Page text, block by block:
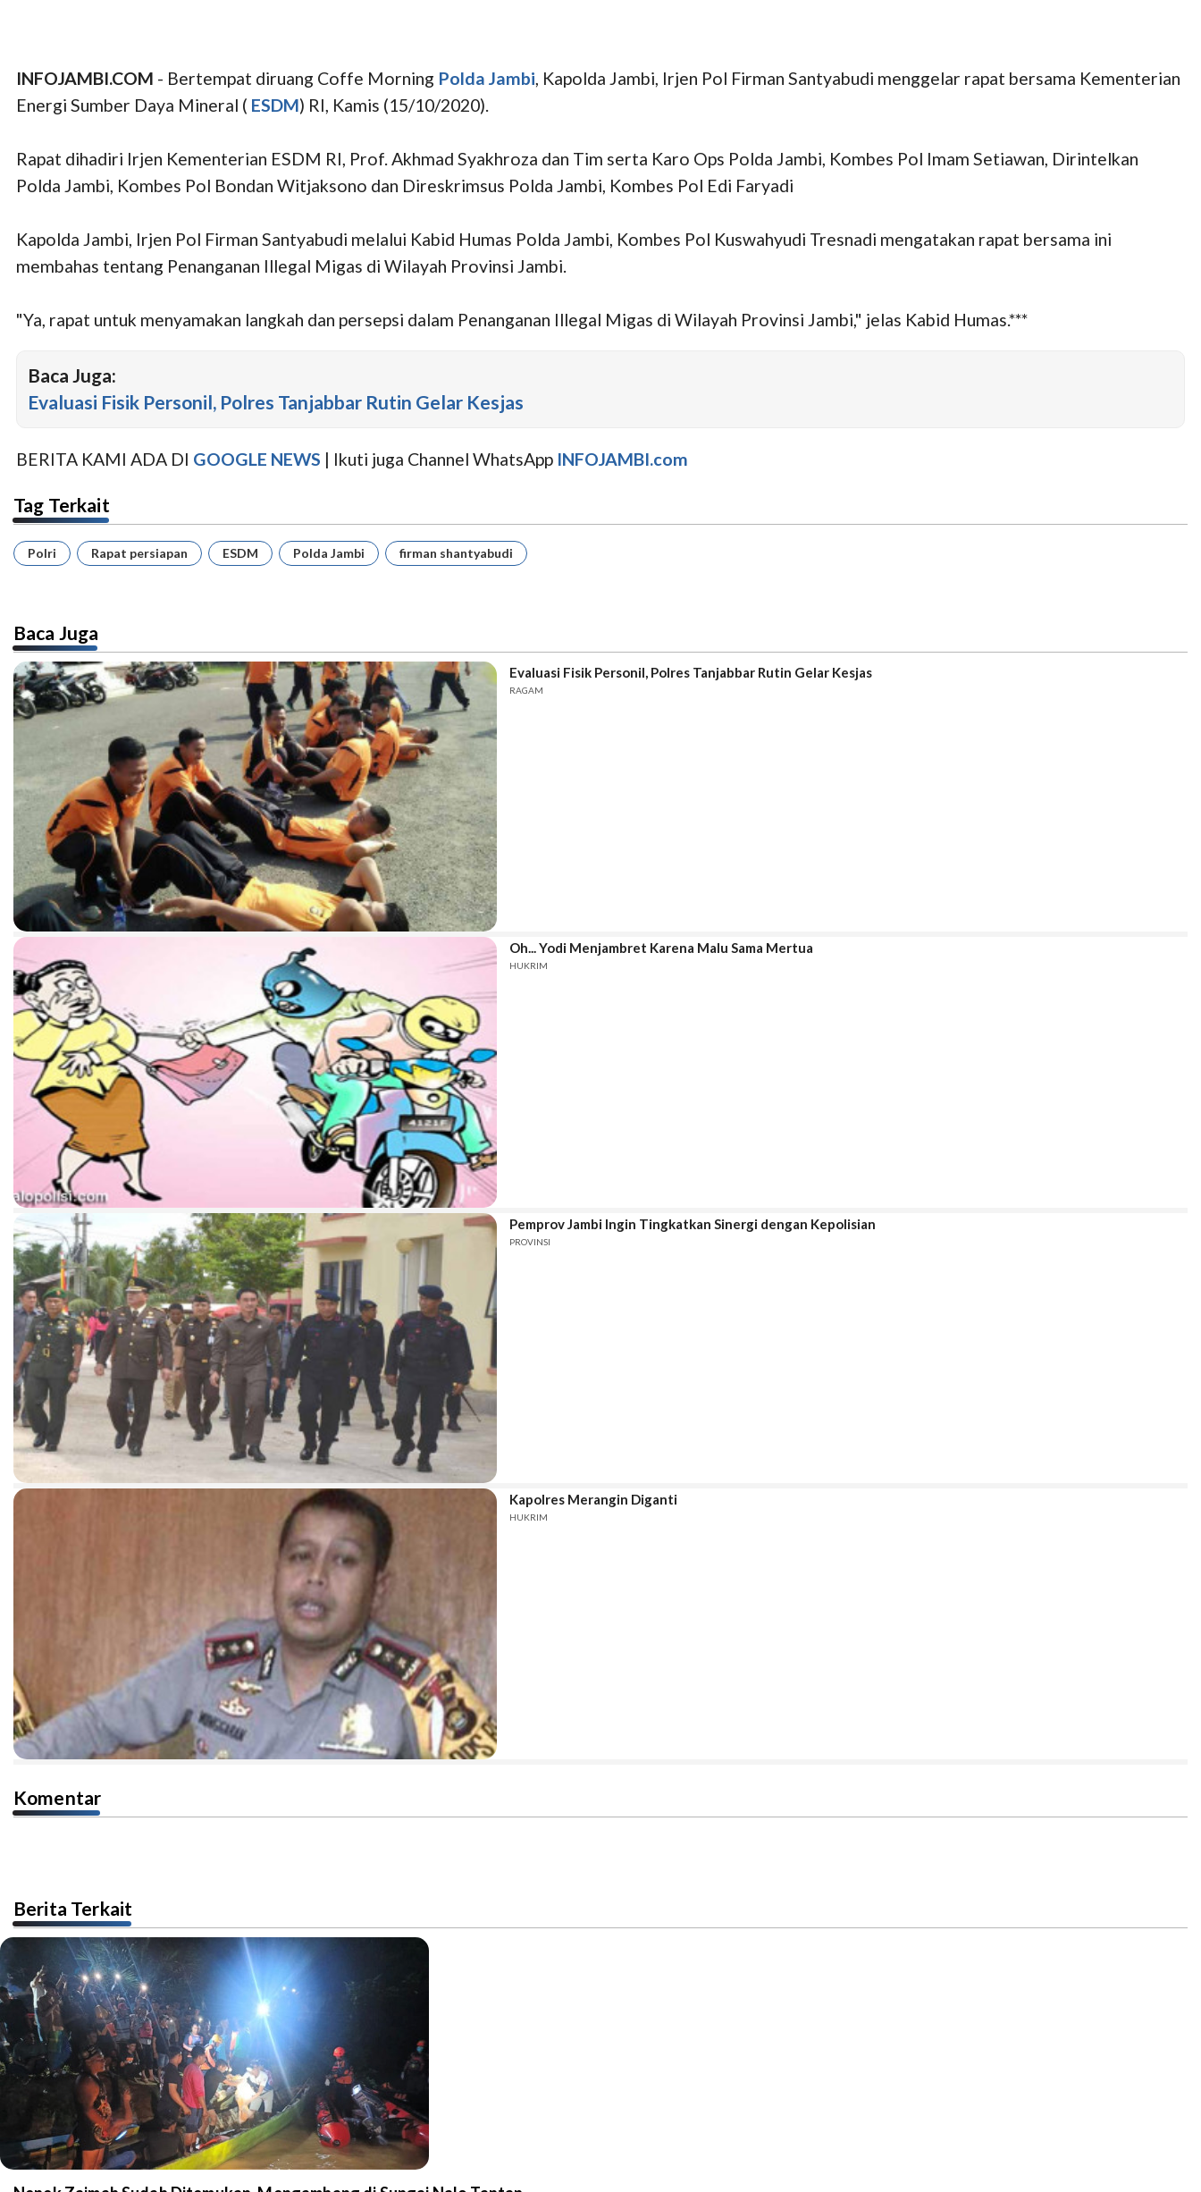
INFOJAMBI.COM - Bertempat diruang Coffe Morning Polda Jambi , Kapolda Jambi, Irjen Pol Firman Santyabudi menggelar rapat bersama Kementerian
Energi Sumber Daya Mineral ( ESDM) RI, Kamis (15/10/2020).
Rapat dihadiri Irjen Kementerian ESDM RI, Prof. Akhmad Syakhroza dan Tim serta Karo Ops Polda Jambi, Kombes Pol Imam Setiawan, Dirintelkan
Polda Jambi, Kombes Pol Bondan Witjaksono dan Direskrimsus Polda Jambi, Kombes Pol Edi Faryadi
Kapolda Jambi, Irjen Pol Firman Santyabudi melalui Kabid Humas Polda Jambi, Kombes Pol Kuswahyudi Tresnadi mengatakan rapat bersama ini
membahas tentang Penanganan Illegal Migas di Wilayah Provinsi Jambi.
"Ya, rapat untuk menyamakan langkah dan persepsi dalam Penanganan Illegal Migas di Wilayah Provinsi Jambi," jelas Kabid Humas.***
Baca Juga:
Evaluasi Fisik Personil, Polres Tanjabbar Rutin Gelar Kesjas
BERITA KAMI ADA DI GOOGLE NEWS | Ikuti juga Channel WhatsApp INFOJAMBI.com
Tag Terkait
Polri Rapat persiapan ESDM Polda Jambi firman shantyabudi
Baca Juga
Evaluasi Fisik Personil, Polres Tanjabbar Rutin Gelar Kesjas
RAGAM
Oh... Yodi Menjambret Karena Malu Sama Mertua
HUKRIM
Pemprov Jambi Ingin Tingkatkan Sinergi dengan Kepolisian
PROVINSI
Kapolres Merangin Diganti
HUKRIM
Komentar
Berita Terkait